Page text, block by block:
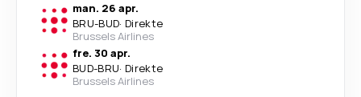
man. 26 apr.
BRU-BUD· Direkte
Brussels Airlines
fre. 30 apr.
BUD-BRU· Direkte
Brussels Airlines